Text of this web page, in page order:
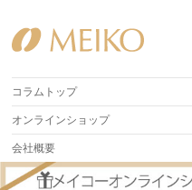
コラムトップ
オンラインショップ
会社概要